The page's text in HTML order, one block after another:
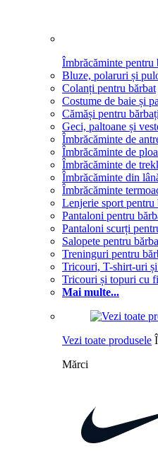
Îmbrăcăminte pentru
Bluze, polaruri și
Colanți pentru bărbat
Costume de baie și
Cămăși pentru bărbați
Geci, paltoane și
Îmbrăcăminte de
Îmbrăcăminte de
Îmbrăcăminte de
Îmbrăcăminte din
Îmbrăcăminte
Lenjerie sport pentru
Pantaloni pentru
Pantaloni scurți
Salopete pentru
Treninguri pentru
Tricouri, T-shirt-uri
Tricouri și topuri cu
Mai multe...
Vezi toate produsele
Mărci